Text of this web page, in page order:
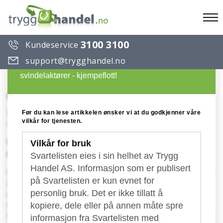
Kundeservice 3100 3100
support@trygghandel.no
Click Office World
Konto: ES- Spania
Publisert: 14.04.2023
Vær oppmerksom på svindelfakturaer merket
med Click Office World!
Flere norske bedrifter har mottatt det som ser ut til
å være en faktura fra "Click Office World
de kaller "CXM PRO DATA OFFICE EDITION V10
kostnad av 930 Euro (ca. 10 600 KR). Utifra det som
fremkommer på utsendt "faktura" så er det ikke lett
Svarteliste over useriøse selskaper og
svindelaktører - kjempeflott!
Før du kan lese artikkelen ønsker vi at du godkjenner våre
vilkår for tjenesten.
Vilkår for bruk
Svartelisten eies i sin helhet av Trygg
Handel AS. Informasjon som er publisert
på Svartelisten er kun evnet for
personlig bruk. Det er ikke tillatt å
kopiere, dele eller på annen måte spre
informasjon fra Svartelisten med